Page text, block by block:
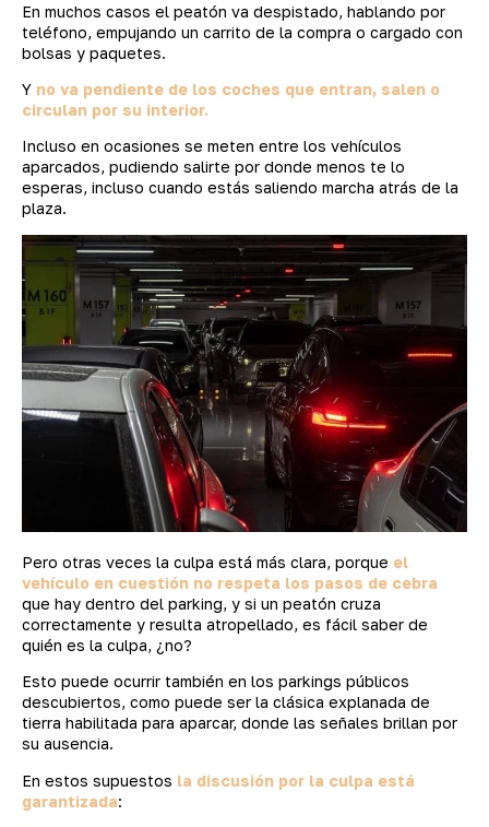
En muchos casos el peatón va despistado, hablando por
teléfono, empujando un carrito de la compra o cargado con
bolsas y paquetes.
Y no va pendiente de los coches que entran, salen o
circulan por su interior.
Incluso en ocasiones se meten entre los vehículos
aparcados, pudiendo salirte por donde menos te lo
esperas, incluso cuando estás saliendo marcha atrás de la
plaza.
Pero otras veces la culpa está más clara, porque el
vehículo en cuestión no respeta los pasos de cebra
que hay dentro del parking, y si un peatón cruza
correctamente y resulta atropellado, es fácil saber de
quién es la culpa, ¿no?
Esto puede ocurrir también en los parkings públicos
descubiertos, como puede ser la clásica explanada de
tierra habilitada para aparcar, donde las señales brillan por
su ausencia.
En estos supuestos la discusión por la culpa está
garantizada: